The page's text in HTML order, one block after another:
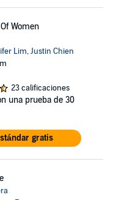
Women
Lim,Justin Chien
23 calificaciones
una prueba de 30
gratis